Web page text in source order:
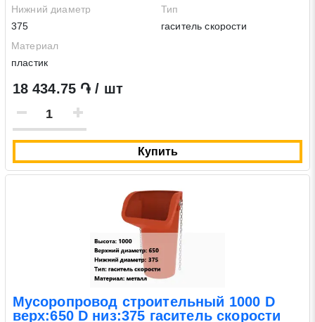
Нижний диаметр
375
Тип
гаситель скорости
Материал
пластик
18 434.75 ֏ / шт
Купить
Мусоропровод строительный 1000 D
верх:650 D низ:375 гаситель скорости
«О персональных данных», а также соглашаетесь на
информационную рассылку по средством e-mail или СМС